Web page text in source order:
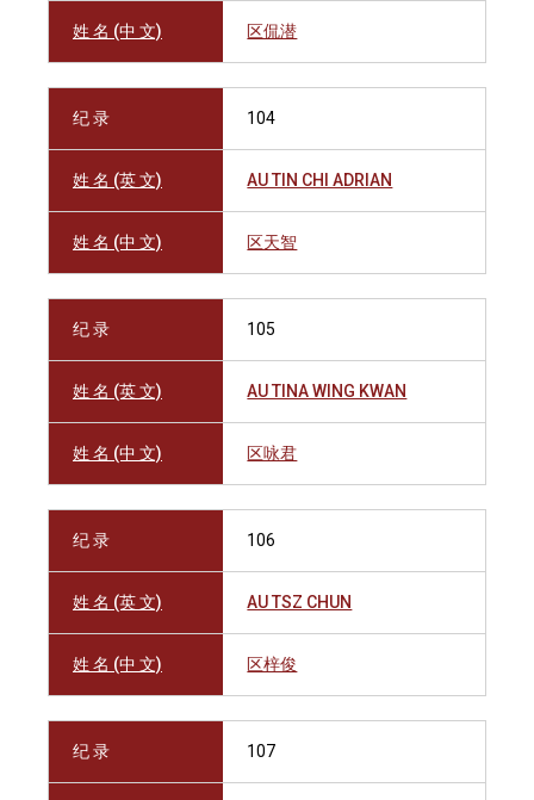
姓 名 (中 文) 区侃潜
纪 录 104
姓 名 (英 文) AU TIN CHI ADRIAN
姓 名 (中 文) 区天智
纪 录 105
姓 名 (英 文) AU TINA WING KWAN
姓 名 (中 文) 区咏君
纪 录 106
姓 名 (英 文) AU TSZ CHUN
姓 名 (中 文) 区梓俊
纪 录 107